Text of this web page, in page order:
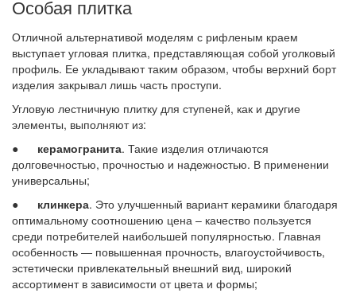
Особая плитка
Отличной альтернативой моделям с рифленым краем
выступает угловая плитка, представляющая собой уголковый
профиль. Ее укладывают таким образом, чтобы верхний борт
изделия закрывал лишь часть проступи.
Угловую лестничную плитку для ступеней, как и другие
элементы, выполняют из:
● керамогранита. Такие изделия отличаются
долговечностью, прочностью и надежностью. В применении
универсальны;
● клинкера. Это улучшенный вариант керамики благодаря
оптимальному соотношению цена – качество пользуется
среди потребителей наибольшей популярностью. Главная
особенность — повышенная прочность, влагоустойчивость,
эстетически привлекательный внешний вид, широкий
ассортимент в зависимости от цвета и формы;